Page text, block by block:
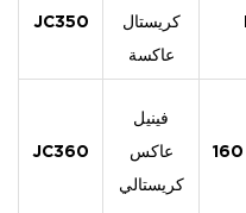
JC350
كريستال
عاكسة
JC360
فينيل
عاكس
كريستالي